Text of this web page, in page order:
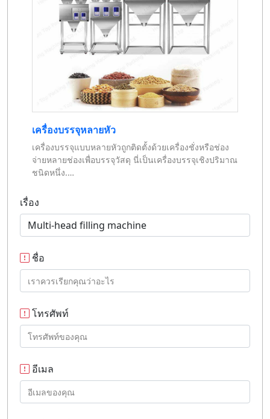
เครื่องบรรจุหลายหัว
เครื่องบรรจุแบบหลายหัวถูกติดตั้งด้วยเครื่องชั่งหรือช่อง
จ่ายหลายช่องเพื่อบรรจุวัสดุ นี่เป็นเครื่องบรรจุเชิงปริมาณ
ชนิดหนึ่ง.…
เรื่อง
ชื่อ
โทรศัพท์
อีเมล